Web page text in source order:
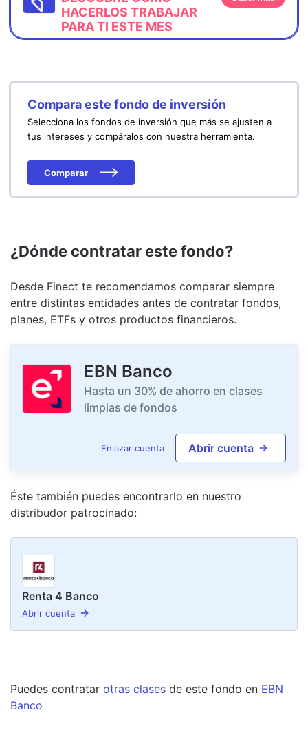
HACERLOS TRABAJAR
PARA TI ESTE MES
Compara este fondo de inversión
Selecciona los fondos de inversión que más se ajusten a
tus intereses y compáralos con nuestra herramienta.
Comparar
¿Dónde contratar este fondo?
Desde Finect te recomendamos comparar siempre
entre distintas entidades antes de contratar fondos,
planes, ETFs y otros productos financieros.
EBN Banco
Hasta un 30% de ahorro en clases
limpias de fondos
Enlazar cuenta Abrir cuenta
Éste también puedes encontrarlo en nuestro
distribudor patrocinado:
Renta 4 Banco
Abrir cuenta
Puedes contratar otras clases de este fondo en EBN
Banco